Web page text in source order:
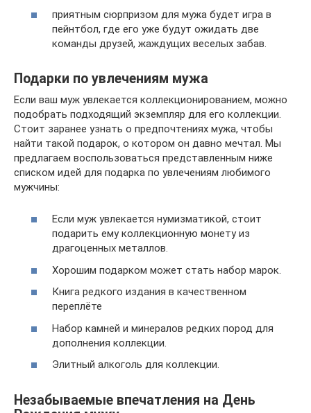
приятным сюрпризом для мужа будет игра в
пейнтбол, где его уже будут ожидать две
команды друзей, жаждущих веселых забав.
Подарки по увлечениям мужа
Если ваш муж увлекается коллекционированием, можно
подобрать подходящий экземпляр для его коллекции.
Стоит заранее узнать о предпочтениях мужа, чтобы
найти такой подарок, о котором он давно мечтал. Мы
предлагаем воспользоваться представленным ниже
списком идей для подарка по увлечениям любимого
мужчины:
Если муж увлекается нумизматикой, стоит
подарить ему коллекционную монету из
драгоценных металлов.
Хорошим подарком может стать набор марок.
Книга редкого издания в качественном
переплёте
Набор камней и минералов редких пород для
дополнения коллекции.
Элитный алкоголь для коллекции.
Незабываемые впечатления на День